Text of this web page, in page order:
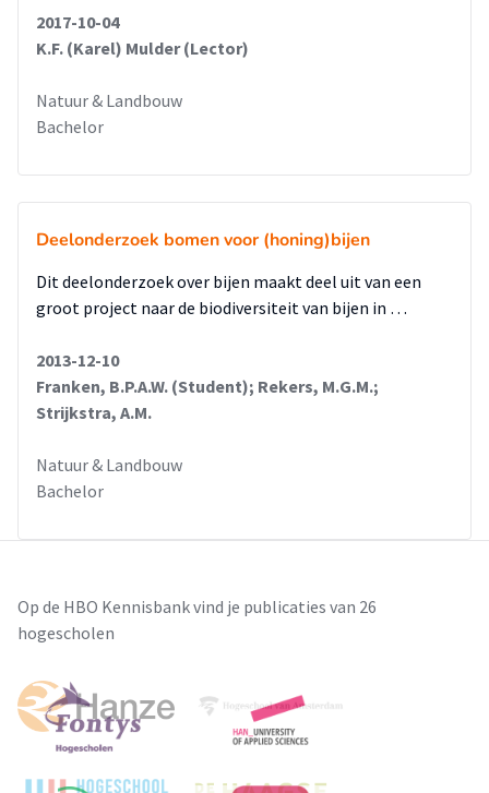
2017-10-04
K.F. (Karel) Mulder (Lector)
Natuur & Landbouw
Bachelor
Deelonderzoek bomen voor (honing)bijen
Dit deelonderzoek over bijen maakt deel uit van een
groot project naar de biodiversiteit van bijen in …
2013-12-10
Franken, B.P.A.W. (Student); Rekers, M.G.M.;
Strijkstra, A.M.
Natuur & Landbouw
Bachelor
Op de HBO Kennisbank vind je publicaties van 26
hogescholen